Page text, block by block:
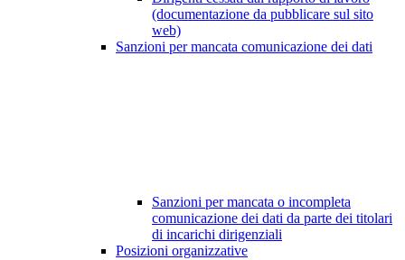
(documentazione da pubblicare sul sito
web)
Sanzioni per mancata comunicazione dei dati
Sanzioni per mancata o incompleta
comunicazione dei dati da parte dei titolari
di incarichi dirigenziali
Posizioni organizzative